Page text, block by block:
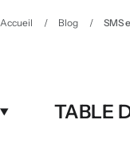
Accueil / Blog / SMS
TABLE